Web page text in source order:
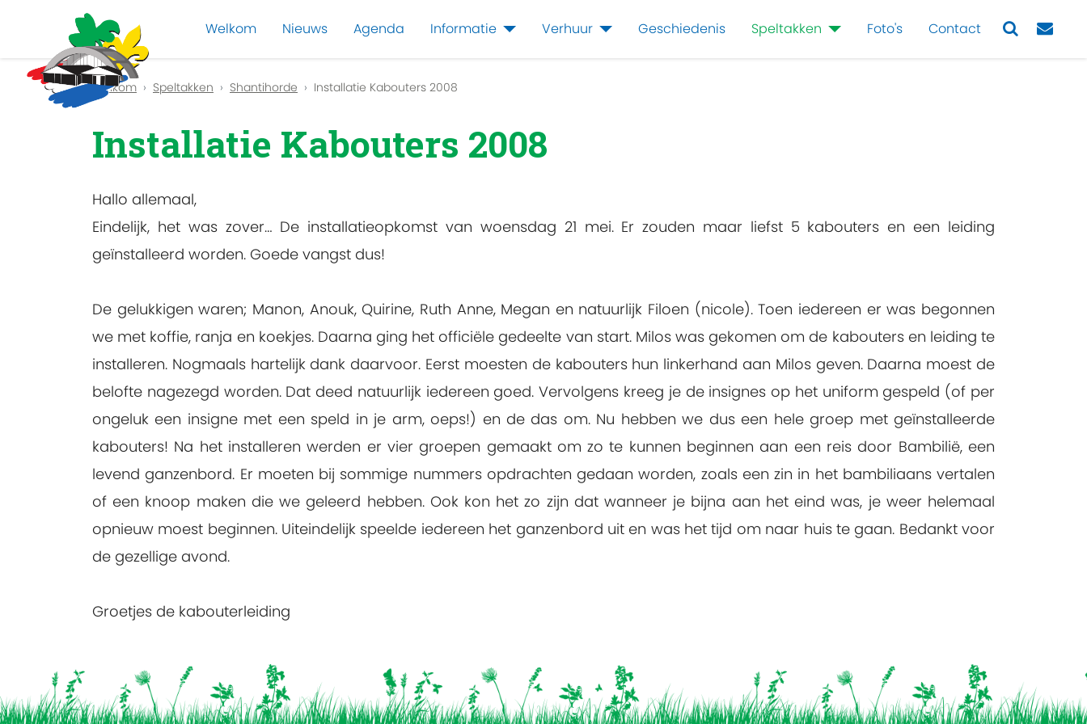
Welkom Nieuws Agenda Informatie Verhuur Geschiedenis Speltakken Foto's Contact
Previous
Welkom Speltakken Shantihorde Installatie Kabouters 2008
Installatie Kabouters 2008
Hallo allemaal,
Eindelijk, het was zover… De installatieopkomst van woensdag 21 mei. Er zouden maar liefst 5 kabouters en een leiding
geïnstalleerd worden. Goede vangst dus!
De gelukkigen waren; Manon, Anouk, Quirine, Ruth Anne, Megan en natuurlijk Filoen (nicole). Toen iedereen er was begonnen
we met koffie, ranja en koekjes. Daarna ging het officiële gedeelte van start. Milos was gekomen om de kabouters en leiding te
installeren. Nogmaals hartelijk dank daarvoor. Eerst moesten de kabouters hun linkerhand aan Milos geven. Daarna moest de
belofte nagezegd worden. Dat deed natuurlijk iedereen goed. Vervolgens kreeg je de insignes op het uniform gespeld (of per
ongeluk een insigne met een speld in je arm, oeps!) en de das om. Nu hebben we dus een hele groep met geïnstalleerde
kabouters! Na het installeren werden er vier groepen gemaakt om zo te kunnen beginnen aan een reis door Bambilië, een
levend ganzenbord. Er moeten bij sommige nummers opdrachten gedaan worden, zoals een zin in het bambiliaans vertalen
of een knoop maken die we geleerd hebben. Ook kon het zo zijn dat wanneer je bijna aan het eind was, je weer helemaal
opnieuw moest beginnen. Uiteindelijk speelde iedereen het ganzenbord uit en was het tijd om naar huis te gaan. Bedankt voor
de gezellige avond.
Groetjes de kabouterleiding